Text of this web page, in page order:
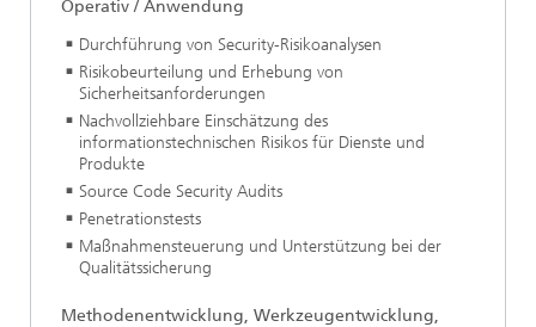
Operativ / Anwendung
Durchführung von Security-Risikoanalysen
Risikobeurteilung und Erhebung von
Sicherheitsanforderungen
Nachvollziehbare Einschätzung des
informationstechnischen Risikos für Dienste und
Produkte
Source Code Security Audits
Penetrationstests
Maßnahmensteuerung und Unterstützung bei der
Qualitätssicherung
Methodenentwicklung, Werkzeugentwicklung,